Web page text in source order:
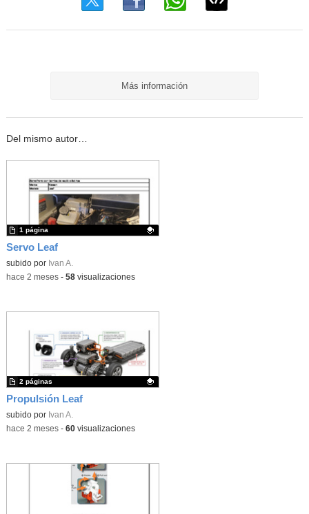
Más información
Del mismo autor…
Servo Leaf
Contenido educativo.
subido por Ivan A.
1 página
-hace 2 meses- 58visualizaciones
Propulsión Leaf
Contenido educativo.
subido por Ivan A.
2 páginas
-hace 2 meses- 60visualizaciones